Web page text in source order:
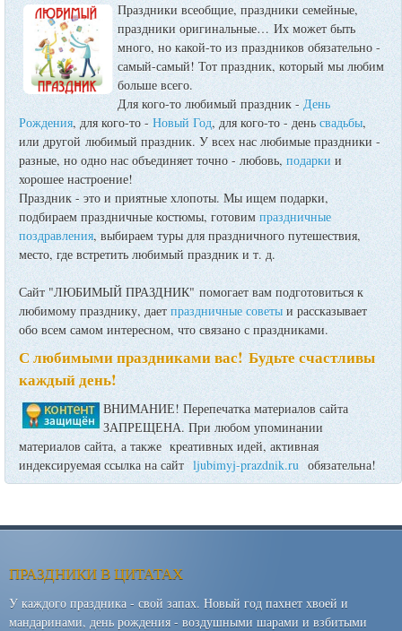
Праздники всеобщие, праздники семейные,
праздники оригинальные… Их может быть
много, но какой-то из праздников обязательно -
самый-самый! Тот праздник, который мы любим
больше всего.
Для кого-то любимый праздник - День
Рождения, для кого-то -Новый Год, для кого-то - деньсвадьбы,
или другой любимый праздник. У всех нас любимые праздники -
разные, но одно нас объединяет точно - любовь,подаркии
хорошее настроение!
Праздник - это и приятные хлопоты. Мы ищем подарки,
подбираем праздничные костюмы, готовимпраздничные
поздравления, выбираем туры для праздничного путешествия,
место, где встретить любимый праздник и т. д.
Сайт "ЛЮБИМЫЙ ПРАЗДНИК" помогает вам подготовиться к
любимому празднику, даетпраздничные советы и рассказывает
обо всем самом интересном, что связано с праздниками.
С любимыми праздниками вас! Будьте счастливы
каждый день!
ВНИМАНИЕ! Перепечатка материалов сайта
ЗАПРЕЩЕНА. При любом упоминании
материалов сайта, а также креативных идей, активная
индексируемая ссылка на сайт ljubimyj-prazdnik.ruобязательна!
ПРАЗДНИКИ В ЦИТАТАХ
У каждого праздника - свой запах. Новый год пахнет хвоей и
мандаринами, день рождения - воздушными шарами и взбитыми